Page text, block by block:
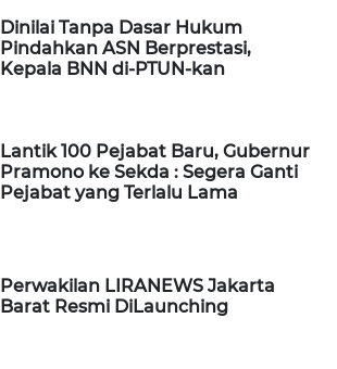
Dinilai Tanpa Dasar Hukum
Pindahkan ASN Berprestasi,
Kepala BNN di-PTUN-kan
Lantik 100 Pejabat Baru, Gubernur
Pramono ke Sekda : Segera Ganti
Pejabat yang Terlalu Lama
Perwakilan LIRANEWS Jakarta
Barat Resmi DiLaunching